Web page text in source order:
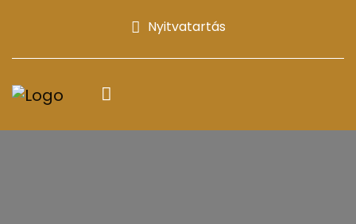
Nyitvatartás